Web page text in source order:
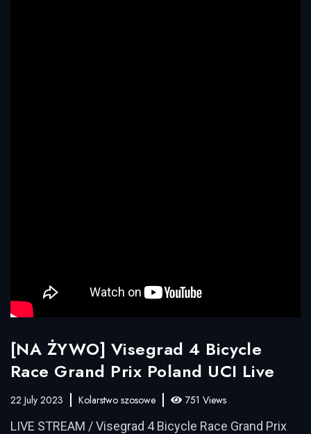
[NA ŻYWO] Visegrad 4 Bicycle
Race Grand Prix Poland UCI Live
22 July 2023 Kolarstwo szosowe 751 Views
LIVE STREAM / Visegrad 4 Bicycle Race Grand Prix